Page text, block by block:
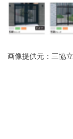
画像提供元：三協